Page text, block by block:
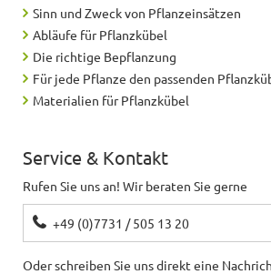
Sinn und Zweck von Pflanzeinsätzen
Abläufe für Pflanzkübel
Die richtige Bepflanzung
Für jede Pflanze den passenden
Materialien für Pflanzkübel
Service & Kontakt
Rufen Sie uns an! Wir beraten Sie gerne
+49 (0)7731 / 505 13 20
Oder schreiben Sie uns direkt eine